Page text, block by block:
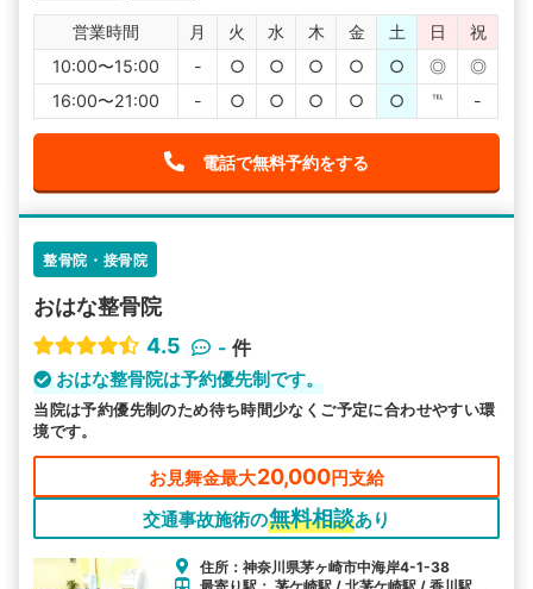
営業時間 月 火 水 木 金 土 日
祝
10:00〜15:00
- ○ ○ ○ ○ ○ ◎
◎
16:00〜21:00
- ○ ○ ○ ○ ○ ℡ -
電話で無料予約をする
整骨院・接骨院
おはな整骨院
4.5
- 件
おはな整骨院は予約優先制です。
当院は予約優先制のため待ち時間少なくご予定に合わせやすい環
境です。
お見舞金最大20,000円支給
交通事故施術の無料相談あり
住所：神奈川県茅ヶ崎市中海岸4-1-38